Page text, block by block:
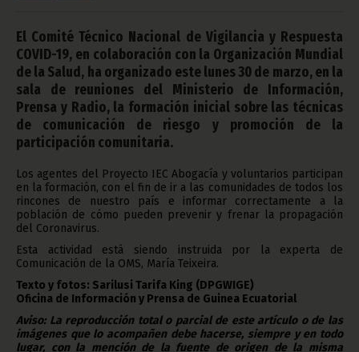
El Comité Técnico Nacional de Vigilancia y Respuesta
COVID-19, en colaboración con la Organización Mundial
de la Salud, ha organizado este lunes 30 de marzo, en la
sala de reuniones del Ministerio de Información,
Prensa y Radio, la formación inicial sobre las técnicas
de comunicación de riesgo y promoción de la
participación comunitaria.
Los agentes del Proyecto IEC Abogacía y voluntarios participan
en la formación, con el fin de ir a las comunidades de todos los
rincones de nuestro país e informar correctamente a la
población de cómo pueden prevenir y frenar la propagación
del Coronavirus.
Esta actividad está siendo instruida por la experta de
Comunicación de la OMS, María Teixeira.
Texto y fotos: Sarilusi Tarifa King (DPGWIGE)
Oficina de Información y Prensa de Guinea Ecuatorial
Aviso: La reproducción total o parcial de este artículo o de las
imágenes que lo acompañen debe hacerse, siempre y en todo
lugar, con la mención de la fuente de origen de la misma